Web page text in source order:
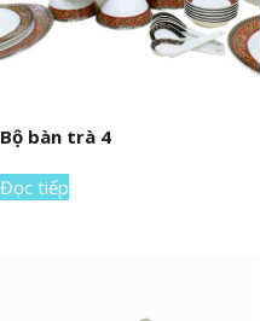
Bộ bàn trà 4
Đọc tiếp